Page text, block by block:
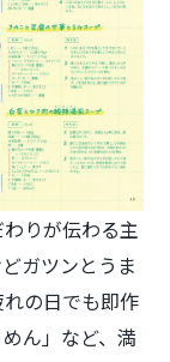
りが伝わる主
ガツンとうま
の日でも即作
ん」など、満